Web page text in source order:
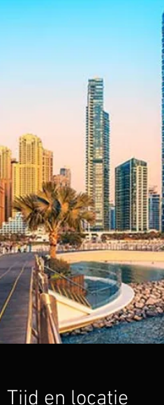
Tijd en locatie